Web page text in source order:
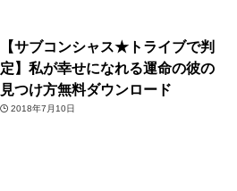
【サブコンシャス★トライブで判
定】私が幸せになれる運命の彼の
見つけ方無料ダウンロード
2018年7月10日